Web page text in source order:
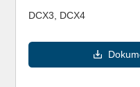
DCX3, DCX4